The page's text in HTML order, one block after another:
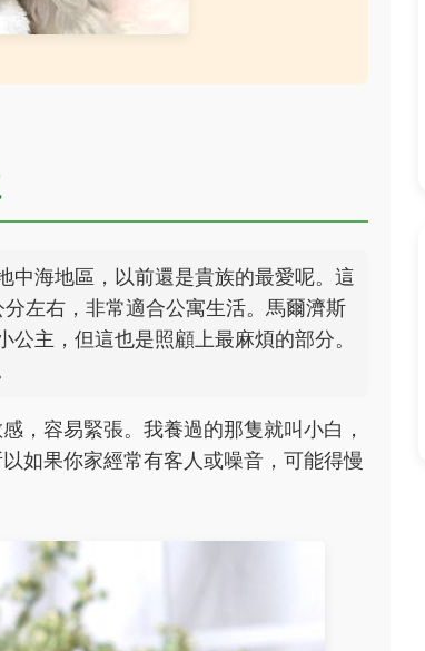
中海地區，以前還是貴族的最愛呢。這
左右，非常適合公寓生活。馬爾濟斯
主，但這也是照顧上最麻煩的部分。
，容易緊張。我養過的那隻就叫小白，
如果你家經常有客人或噪音，可能得慢